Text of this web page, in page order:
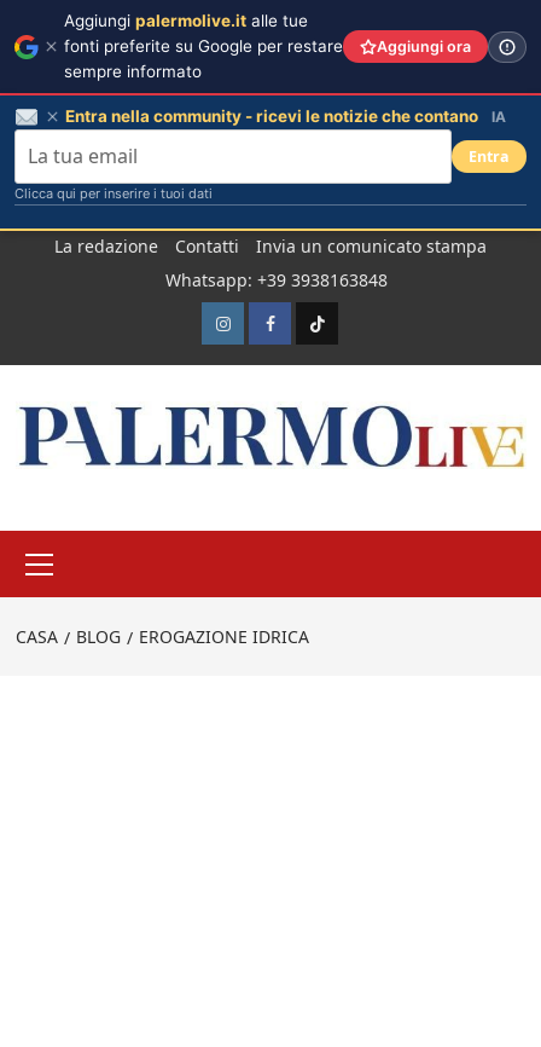
La redazione Contatti
Invia un comunicato stampa
Whatsapp: +39 3938163848
InstagramFacebook
TikTok
principale
CASA BLOG EROGAZIONE IDRICA
Aggiungi palermolive.it alle tue
fonti preferite su Google per restare
sempre informato
Aggiungi ora
Entra nella community - ricevi le notizie che contano IA
Entra
Clicca qui per inserire i tuoi dati